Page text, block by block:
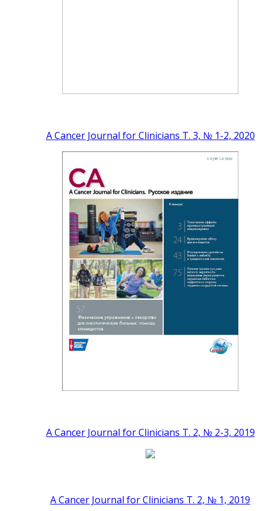
A Cancer Journal for Clinicians Т. 3, № 1-2, 2020
A Cancer Journal for Clinicians Т. 2, № 2-3, 2019
A Cancer Journal for Clinicians Т. 2, № 1, 2019